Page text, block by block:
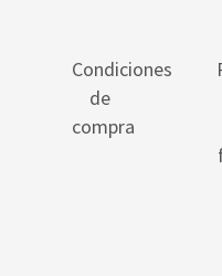
Condiciones
de
compra